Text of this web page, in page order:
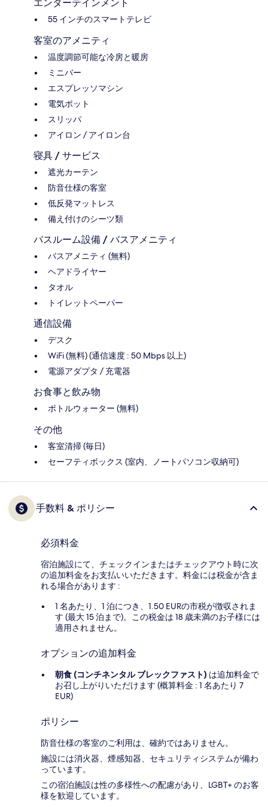
エンターテインメント
55 インチのスマートテレビ
客室のアメニティ
温度調節可能な冷房と暖房
ミニバー
エスプレッソマシン
電気ポット
スリッパ
アイロン / アイロン台
寝具 / サービス
遮光カーテン
防音仕様の客室
低反発マットレス
備え付けのシーツ類
バスルーム設備 / バスアメニティ
バスアメニティ (無料)
ヘアドライヤー
タオル
トイレットペーパー
通信設備
デスク
WiFi (無料) (通信速度 : 50 Mbps 以上)
電源アダプタ / 充電器
お食事と飲み物
ボトルウォーター (無料)
その他
客室清掃 (毎日)
セーフティボックス (室内、ノートパソコン収納可)
手数料 & ポリシー
必須料金
宿泊施設にて、チェックインまたはチェックアウト時に次
の追加料金をお支払いいただきます。料金には税金が含ま
れる場合があります :
1 名あたり、1 泊につき、1.50 EURの市税が徴収されま
す (最大 15 泊まで)。この税金は 18 歳未満のお子様には
適用されません。
オプションの追加料金
朝食 (コンチネンタル ブレックファスト) は追加料金で
お召し上がりいただけます (概算料金 : 1 名あたり 7
EUR)
ポリシー
防音仕様の客室のご利用は、確約ではありません。
施設には消火器、煙感知器、セキュリティシステムが備わ
っています。
この宿泊施設は性の多様性への配慮があり、LGBT+ のお客
様を歓迎しています。